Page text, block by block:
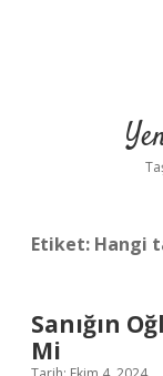
Etiket: Hangi
Sanığın
Mi